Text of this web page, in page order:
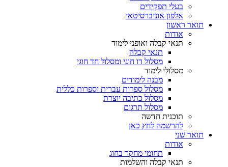
בעלי תפקידים
אלפון אוניברסיטאי
תואר ראשון
אודות
תנאי קבלה ואופני לימוד
תנאי קבלה
מסלול דו חוגי ומסלול חד חוגי
מסלולי לימוד
מבנה לימודים
מסלול ספרות עברית וספרות כללית
מסלול כתיבה יוצרת
מסלול תרגום
תוכנית חדשה
להרשמה לחץ כאן
תואר שני
אודות
תחומי מחקר בחוג
תנאי קבלה והשלמות